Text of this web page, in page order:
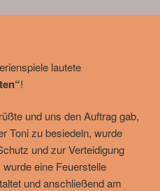
lautete
!
und uns den Auftrag gab,
Toni zu besiedeln, wurde
und zur Verteidigung
eine Feuerstelle
und anschließend am